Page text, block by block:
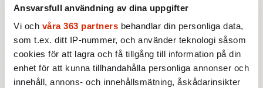
Ansvarsfull användning av dina uppgifter
Vi och våra 363 partners behandlar din personliga data,
som t.ex. ditt IP-nummer, och använder teknologi såsom
cookies för att lagra och få tillgång till information på din
enhet för att kunna tillhandahålla personliga annonser och
innehåll, annons- och innehållsmätning, åskådarinsikter
KRÖNIKA
4.Nina Lekander:På ”Kommunisthögskolan” drömde
alla om att vara arbetarklass
STICKET
5.Dan Korn: Quisling, quislingar och sten i glashus
STICKET
6.Johan Romin:Andersson, hur ska du få ihop det
här?